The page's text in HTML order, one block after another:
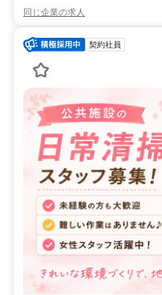
同じ企業の求人
契約社員